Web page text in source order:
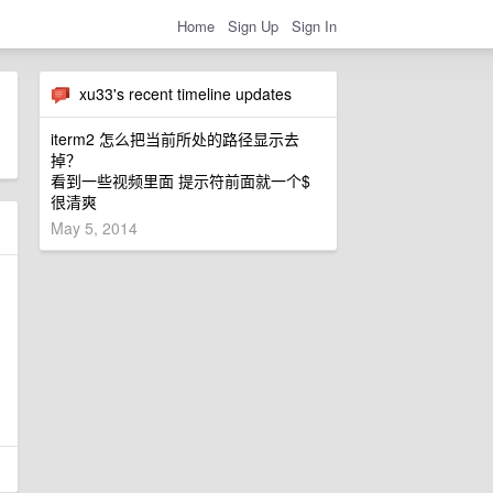
Home Sign Up Sign In
xu33's recent timeline updates
iterm2 怎么把当前所处的路径显示去
掉？
看到一些视频里面 提示符前面就一个$
很清爽
May 5, 2014